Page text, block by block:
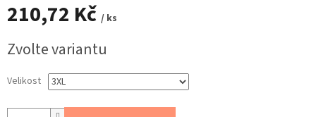
210,72 Kč / ks
cena:
Zvolte variantu
Velikost